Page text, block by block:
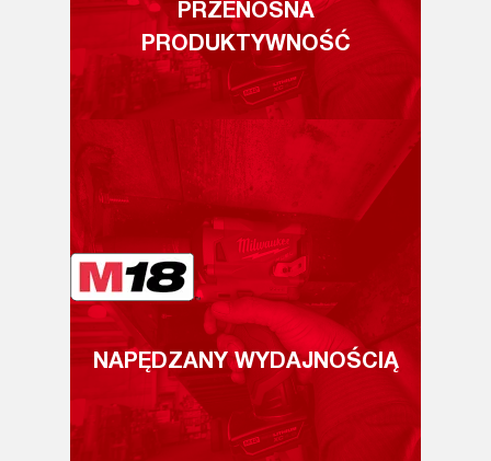
PRZENOŚNA
PRODUKTYWNOŚĆ
NAPĘDZANY WYDAJNOŚCIĄ